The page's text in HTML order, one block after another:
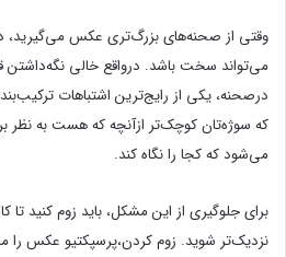
وقتی از صحنه‌های بزرگ‌تری عکس می‌گیرید،
می‌تواند سخت باشد. درواقع خالی نگه‌داشتن
درصحنه، یکی از رایج‌ترین اشتباهات
که سوژه‌تان کوچک‌تر ازآنچه که هست به نظر
می‌شود که کجا را نگاه کند.
برای جلوگیری از این مشکل، باید زوم کنید تا
نزدیک‌تر شوید. زوم کردن،پرسپکتیو عکس